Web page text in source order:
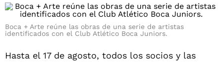
Boca + Arte reúne las obras de una serie de artistas
identificados con el Club Atlético Boca Juniors.
Hasta el 17 de agosto, todos los socios y las